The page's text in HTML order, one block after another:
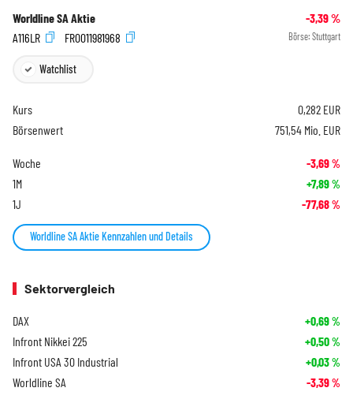
Worldline SA Aktie -3,39%
A116LR
FR0011981968 Börse: Stuttgart
Watchlist
Kurs 0,282 EUR
Börsenwert
751,54 Mio. EUR
Woche -3,69%
1M +7,89%
1J -77,68%
Worldline SA Aktie Kennzahlen und Details
Sektorvergleich
DAX +0,69%
Infront Nikkei 225 +0,50%
Infront USA 30 Industrial +0,03%
Worldline SA -3,39%